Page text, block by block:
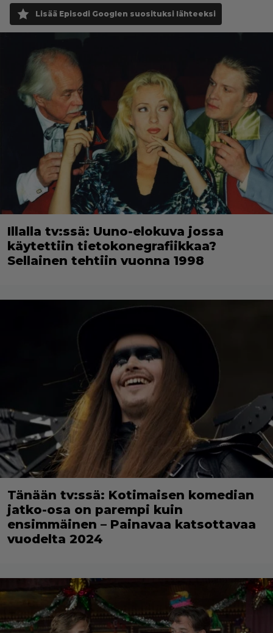
Lisää Episodi Googlen suosituksi lähteeksi
Illalla tv:ssä: Uuno-elokuva jossa
käytettiin tietokonegrafiikkaa?
Sellainen tehtiin vuonna 1998
Tänään tv:ssä: Kotimaisen komedian
jatko-osa on parempi kuin
ensimmäinen – Painavaa katsottavaa
vuodelta 2024